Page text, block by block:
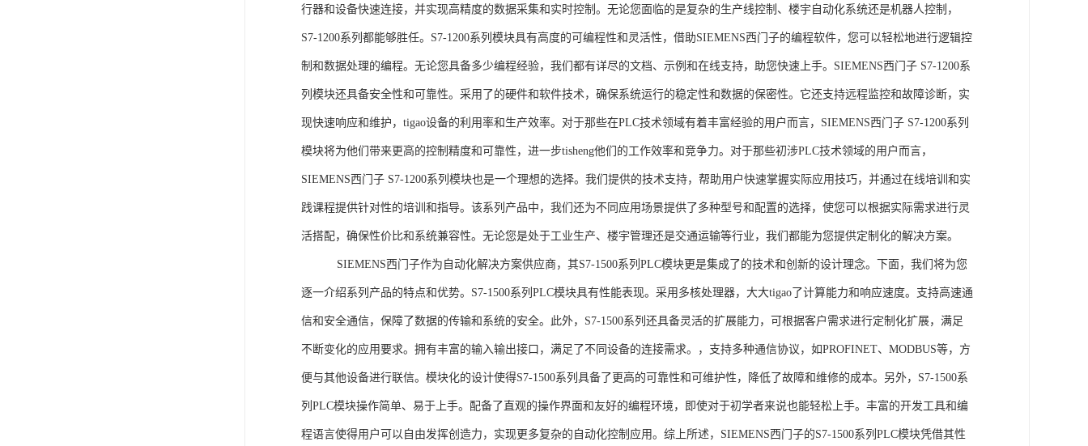
行器和设备快速连接，并实现高精度的数据采集和实时控制。无论您面临的是复杂的生产线控制、楼宇自动化系统还是机器人控制，
S7-1200系列都能够胜任。S7-1200系列模块具有高度的可编程性和灵活性，借助SIEMENS西门子的编程软件，您可以轻松地进行逻辑控
制和数据处理的编程。无论您具备多少编程经验，我们都有详尽的文档、示例和在线支持，助您快速上手。SIEMENS西门子 S7-1200系
列模块还具备安全性和可靠性。采用了的硬件和软件技术，确保系统运行的稳定性和数据的保密性。它还支持远程监控和故障诊断，实
现快速响应和维护，tigao设备的利用率和生产效率。对于那些在PLC技术领域有着丰富经验的用户而言，SIEMENS西门子 S7-1200系列
模块将为他们带来更高的控制精度和可靠性，进一步tisheng他们的工作效率和竞争力。对于那些初涉PLC技术领域的用户而言，
SIEMENS西门子 S7-1200系列模块也是一个理想的选择。我们提供的技术支持，帮助用户快速掌握实际应用技巧，并通过在线培训和实
践课程提供针对性的培训和指导。该系列产品中，我们还为不同应用场景提供了多种型号和配置的选择，使您可以根据实际需求进行灵
活搭配，确保性价比和系统兼容性。无论您是处于工业生产、楼宇管理还是交通运输等行业，我们都能为您提供定制化的解决方案。
SIEMENS西门子作为自动化解决方案供应商，其S7-1500系列PLC模块更是集成了的技术和创新的设计理念。下面，我们将为您
逐一介绍系列产品的特点和优势。S7-1500系列PLC模块具有性能表现。采用多核处理器，大大tigao了计算能力和响应速度。支持高速通
信和安全通信，保障了数据的传输和系统的安全。此外，S7-1500系列还具备灵活的扩展能力，可根据客户需求进行定制化扩展，满足
不断变化的应用要求。拥有丰富的输入输出接口，满足了不同设备的连接需求。，支持多种通信协议，如PROFINET、MODBUS等，方
便与其他设备进行联信。模块化的设计使得S7-1500系列具备了更高的可靠性和可维护性，降低了故障和维修的成本。另外，S7-1500系
列PLC模块操作简单、易于上手。配备了直观的操作界面和友好的编程环境，即使对于初学者来说也能轻松上手。丰富的开发工具和编
程语言使得用户可以自由发挥创造力，实现更多复杂的自动化控制应用。综上所述，SIEMENS西门子的S7-1500系列PLC模块凭借其性